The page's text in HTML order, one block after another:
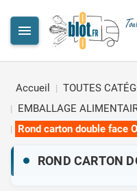

Accueil
TOUTES
EMBALLAGE
Rond carton double face
ROND CARTON